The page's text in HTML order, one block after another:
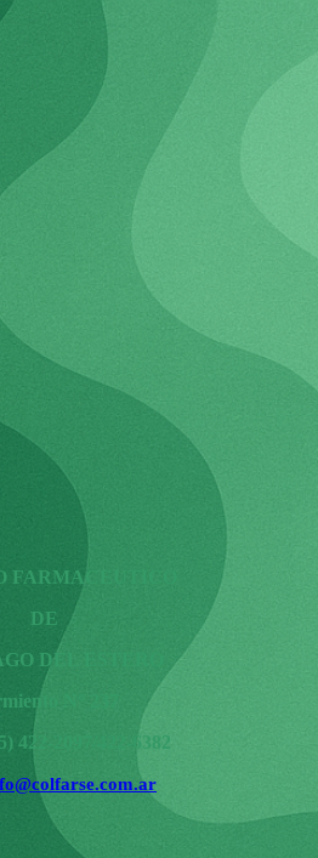
FARMACEUTICO
DE
DEL ESTERO
N° 237
422-2097/422-6382